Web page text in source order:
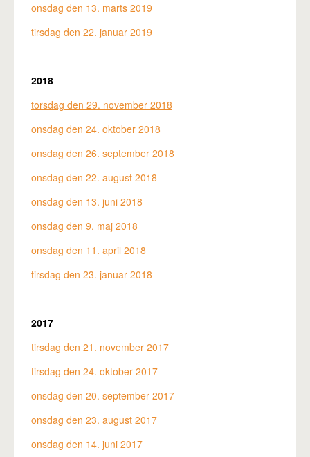
onsdag den 13. marts 2019
tirsdag den 22. januar 2019
2018
torsdag den 29. november 2018
onsdag den 24. oktober 2018
onsdag den 26. september 2018
onsdag den 22. august 2018
onsdag den 13. juni 2018
onsdag den 9. maj 2018
onsdag den 11. april 2018
tirsdag den 23. januar 2018
2017
tirsdag den 21. november 2017
tirsdag den 24. oktober 2017
onsdag den 20. september 2017
onsdag den 23. august 2017
onsdag den 14. juni 2017